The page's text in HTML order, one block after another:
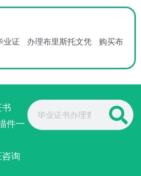
业证 办理布里斯托文凭
购买布
件一
询
Search